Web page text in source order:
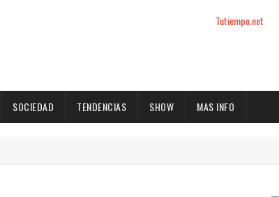
Tutiempo.net
SOCIEDAD TENDENCIAS SHOW MAS INFO